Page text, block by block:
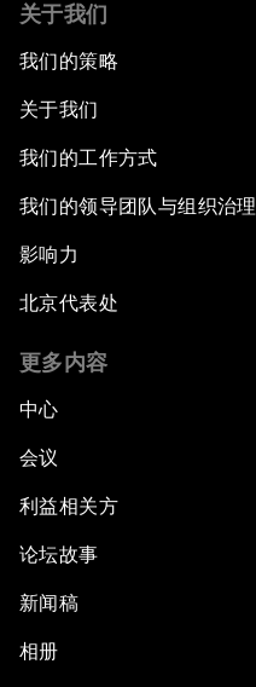
关于我们
我们的策略
关于我们
我们的工作方式
我们的领导团队与组织治理
影响力
北京代表处
更多内容
中心
会议
利益相关方
论坛故事
新闻稿
相册